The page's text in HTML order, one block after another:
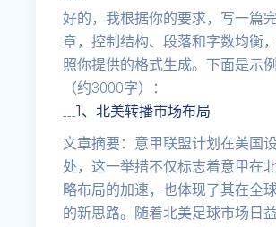
好的，我根据你的要求，写一篇
章，控制结构、段落和字数均衡
照你提供的格式生成。下面是示
（约3000字）：
---
文章摘要：意甲联盟计划在美国
处，这一举措不仅标志着意甲在
略布局的加速，也体现了其在全
的新思路。随着北美足球市场日
1、北美转播市场布局